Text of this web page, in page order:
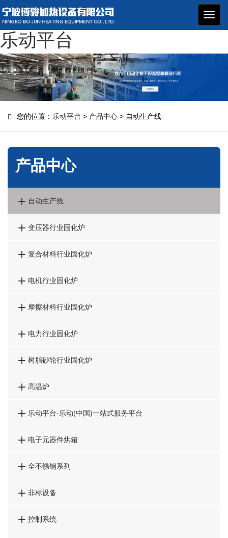
乐动平台
博骏
加热
您的位置： 乐动平台 > 产品中心 > 自动生产线
产品中心
 自动生产线
 变压器行业固化炉
 复合材料行业固化炉
 电机行业固化炉
 摩擦材料行业固化炉
 电力行业固化炉
 树脂砂轮行业固化炉
 高温炉
 乐动平台-乐动(中国)一站式服务平台
 电子元器件烘箱
 全不锈钢系列
 非标设备
 控制系统